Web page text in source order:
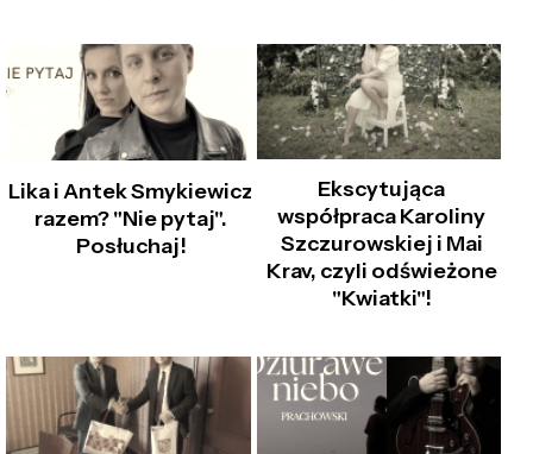
Lika i Antek Smykiewicz
razem? "Nie pytaj".
Posłuchaj!
Ekscytująca
współpraca Karoliny
Szczurowskiej i Mai
Krav, czyli odświeżone
"Kwiatki"!